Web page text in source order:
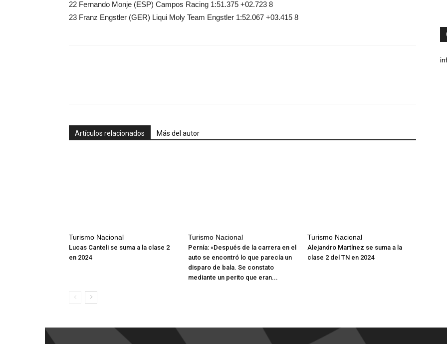
22 Fernando Monje (ESP) Campos Racing 1:51.375 +02.723 8
23 Franz Engstler (GER) Liqui Moly Team Engstler 1:52.067 +03.415 8
Artículos relacionados Más del autor
Turismo Nacional
Lucas Canteli se suma a la clase 2
en 2024
Turismo Nacional
Pernía: «Después de la carrera en el
auto se encontró lo que parecía un
disparo de bala. Se constato
mediante un perito que eran...
Turismo Nacional
Alejandro Martínez se suma a la
clase 2 del TN en 2024